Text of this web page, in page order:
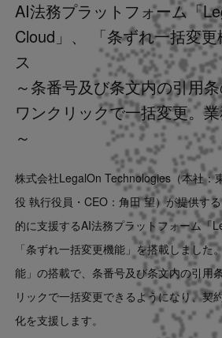
News
Recruit
LegalOn Now
Contact
US website
AI法務プラットフォーム「
Cloud」、 「条ずれ一括変
ス
～条番号及び条文内の引用
ワンクリックで一括変更。
～
株式会社LegalOn Technologies（本社：
役 執行役員・CEO：角田 望）が提供す
的に支援するAI法務プラットフォーム「
「条ずれ一括変更機能」を搭載しました
能」の搭載で、条番号及び条文内の引用
リックで一括変更できるようになり、契
化を支援します。